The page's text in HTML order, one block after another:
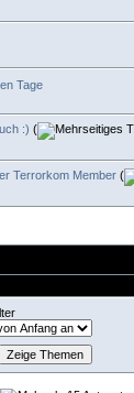
Tage
:) (
Terrorkom Member (